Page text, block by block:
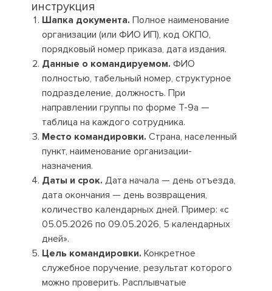
инструкция
Шапка документа. Полное наименование
организации (или ФИО ИП), код ОКПО,
порядковый номер приказа, дата издания.
Данные о командируемом. ФИО
полностью, табельный номер, структурное
подразделение, должность. При
направлении группы по форме Т-9а —
таблица на каждого сотрудника.
Место командировки. Страна, населенный
пункт, наименование организации-
назначения.
Даты и срок. Дата начала — день отъезда,
дата окончания — день возвращения,
количество календарных дней. Пример: «с
05.05.2026 по 09.05.2026, 5 календарных
дней».
Цель командировки. Конкретное
служебное поручение, результат которого
можно проверить. Расплывчатые